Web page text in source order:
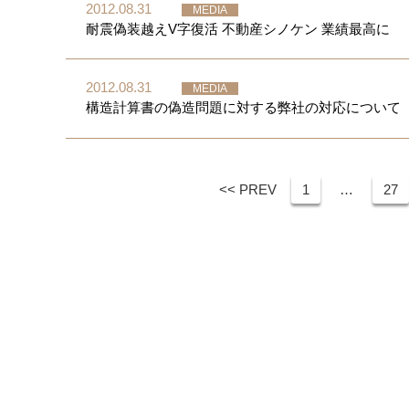
2012.08.31 MEDIA
耐震偽装越えV字復活 不動産シノケン 業績最高に
2012.08.31 MEDIA
構造計算書の偽造問題に対する弊社の対応について
<< PREV 1 … 27